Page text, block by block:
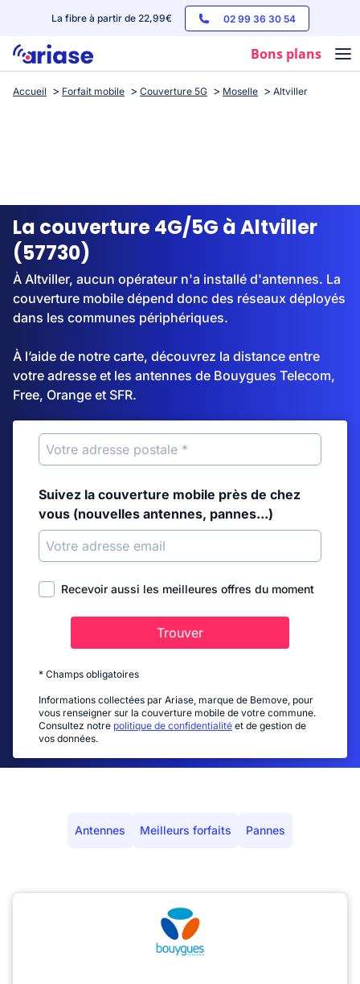
La fibre à partir de 22,99€ 02 99 36 30 54
Bons plans
Box internet
Streaming
Accueil Forfait mobile Couverture 5G Moselle Altviller
La couverture 4G/5G à Altviller
(57730)
À Altviller, aucun opérateur n'a installé d'antennes. La
couverture mobile dépend donc des réseaux déployés
dans les communes périphériques.
À l’aide de notre carte, découvrez la distance entre
votre adresse et les antennes de Bouygues Telecom,
Free, Orange et SFR.
Suivez la couverture mobile près de chez
vous (nouvelles antennes, pannes...)
Recevoir aussi les meilleures offres du moment
Trouver
* Champs obligatoires
Informations collectées par Ariase, marque de Bemove, pour
vous renseigner sur la couverture mobile de votre commune.
Consultez notre politique de confidentialité et de gestion de
vos données.
Antennes Meilleurs forfaits Pannes